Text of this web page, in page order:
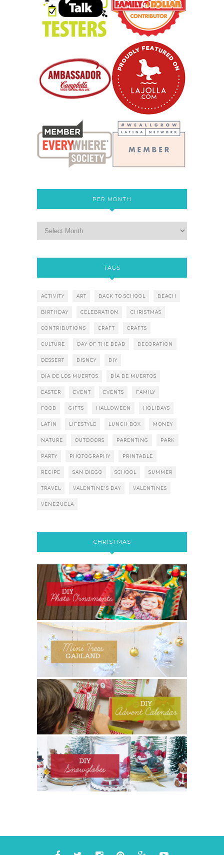
PER MONTH
TAGS
ACTIVITY ART BACK TO SCHOOL BEACH
BIRTHDAY CELEBRATION CHRISTMAS
CONTRIBUTIONS CRAFT CRAFTS
CULTURE DAY OF THE DEAD DECORATION
DESSERT DISNEY DIY
DÍA DE LOS MUERTOS DÍA DE MUERTOS
EASTER EVENT EVENTS FAMILY
FOOD GIFTS HALLOWEEN HOLIDAYS
LATIN LIFESTYLE LUNCH BOX MONEY
NATURE OUTDOORS PARENTING PARK
PARTY PHOTOGRAPHY PRINTABLE
RECIPE SAN DIEGO SCHOOL SUMMER
TRAVEL VALENTINE'S DAY VALENTINES
VENEZUELA
CHRISTMAS